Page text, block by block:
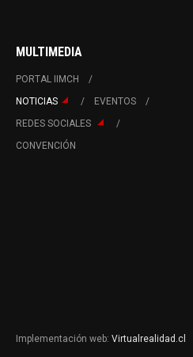
MULTIMEDIA
PORTAL IIMCH
NOTICIAS
EVENTOS
REDES SOCIALES
CONVENCIÓN
Implementación web: Virtualrealidad.cl